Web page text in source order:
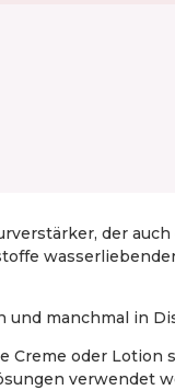
der
manchmal in
Creme oder
verwendet